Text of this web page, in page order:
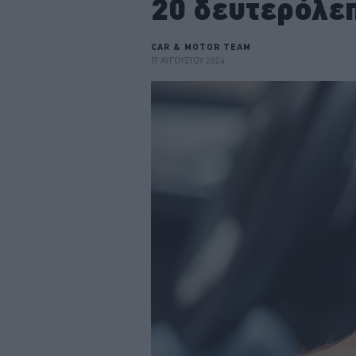
20
CAR & MOTOR TEAM
17 ΑΥΓΟΥΣΤΟΥ 2024